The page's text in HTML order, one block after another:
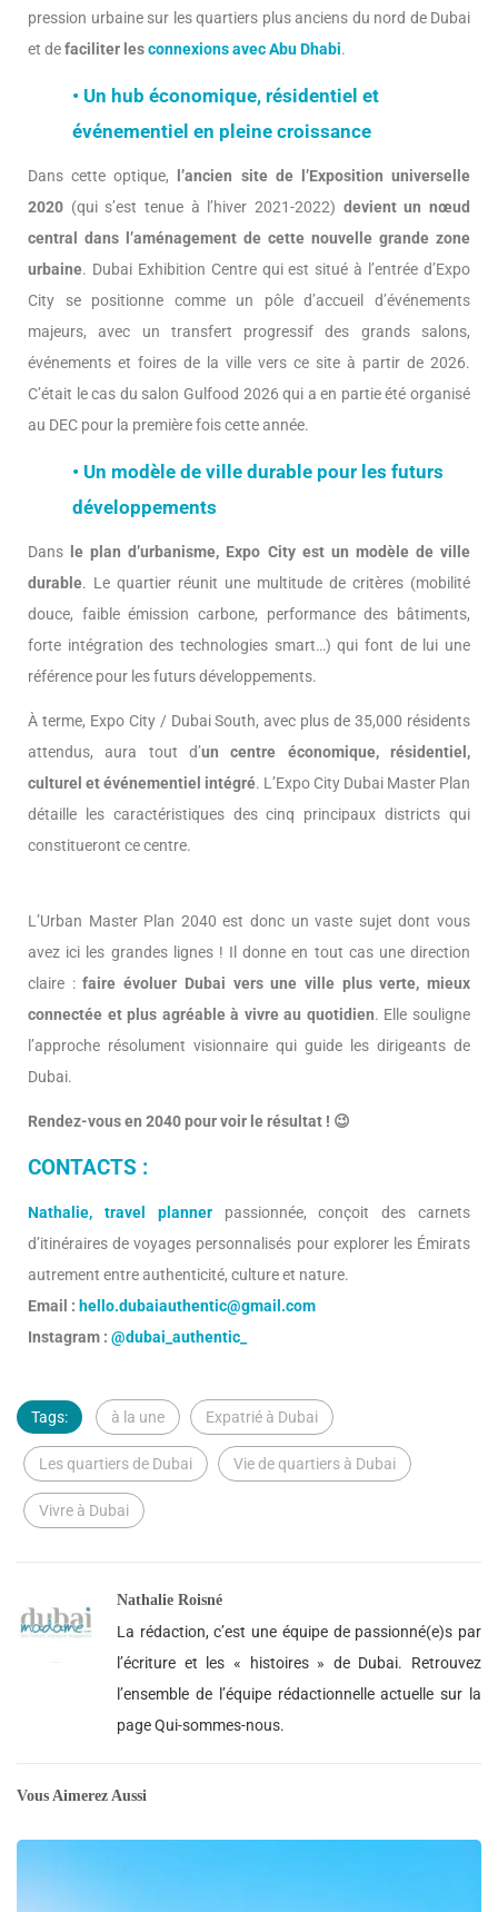
pression urbaine sur les quartiers plus anciens du nord de Dubai
et defaciliter lesconnexions avec Abu Dhabi.
• Un hub économique, résidentiel et
événementiel en pleine croissance
Dans cette optique,
l’ancien site de l’Exposition universelle
2020 (qui s’est tenue à l’hiver 2021-2022) devient un nœud
central dans l’aménagement de cette nouvelle grande zone
urbaine. Dubai Exhibition Centre qui est situé à l’entrée d’Expo
City se positionne comme un pôle d’accueil d’événements
majeurs, avec un transfert progressif des grands salons,
événements et foires de la ville vers ce site à partir de 2026.
C’était le cas du salon Gulfood 2026 qui a en partie été organisé
au DEC pour la première fois cette année.
• Un modèle de ville durable pour les futurs
développements
Dans
le plan d’urbanisme, Expo City est un modèle de ville
durable. Le quartier réunit une multitude de critères (mobilité
douce, faible émission carbone, performance des bâtiments,
forte intégration des technologies smart…) qui font de lui une
référence pour les futurs développements.
À terme, Expo City / Dubai South, avec plus de 35,000 résidents
attendus, aura tout d’un centre économique, résidentiel,
culturel et événementiel intégré. L’Expo City Dubai Master Plan
détaille les caractéristiques des cinq principaux districts qui
constitueront ce centre.
L’Urban Master Plan 2040 est donc un vaste sujet dont vous
avez ici les grandes lignes ! Il donne en tout cas une direction
claire :faire évoluer Dubai vers une ville plus verte, mieux
connectée et plus agréable à vivre au quotidien. Elle souligne
l’approche résolument visionnaire qui guide les dirigeants de
Dubai.
Rendez-vous en 2040 pour voir le résultat ! 😉
CONTACTS :
Nathalie, travel plannerpassionnée, conçoit des carnets
d’itinéraires de voyages personnalisés pour explorer les Émirats
autrement entre authenticité, culture et nature.
Email : hello.dubaiauthentic@gmail.com
Instagram : @dubai_authentic_
Tags: à la une Expatrié à Dubai
Les quartiers de Dubai Vie de quartiers à Dubai
Vivre à Dubai
Nathalie Roisné
La rédaction, c’est une équipe de passionné(e)s par
l’écriture et les « histoires » de Dubai. Retrouvez
l’ensemble de l’équipe rédactionnelle actuelle sur la
page Qui-sommes-nous.
Vous Aimerez Aussi